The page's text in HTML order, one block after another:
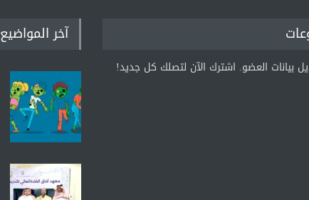
بيانات العضو. اشترك الآن لتصلك كل جديد!
آخر المواضيع